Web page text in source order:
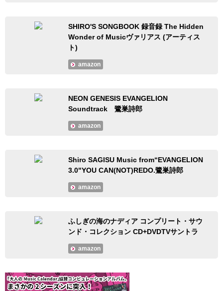
SHIRO'S SONGBOOK 録音録 The Hidden
Wonder of Musicヴァリアス (アーティス
ト)
amazon
NEON GENESIS EVANGELION
Soundtrack 鷺巣詩郎
amazon
Shiro SAGISU Music from“EVANGELION
3.0"YOU CAN(NOT)REDO.鷺巣詩郎
amazon
ふしぎの海のナディア コンプリート・サウ
ンド・コレクション CD+DVDTVサントラ
amazon